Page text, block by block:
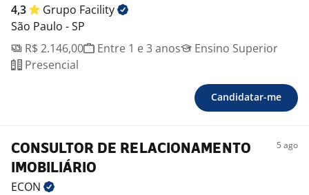
4,3 Grupo Facility
São Paulo - SP
R$ 2.146,00
Entre 1 e 3 anos
Ensino Superior
Presencial
Candidatar-me
CONSULTOR DE RELACIONAMENTO
IMOBILIÁRIO
5 ago
ECON